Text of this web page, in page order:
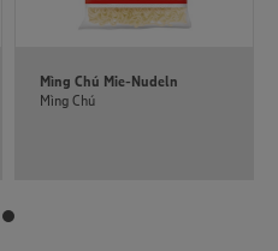
Mìng Chú Mie-Nudeln
Mìng Chú